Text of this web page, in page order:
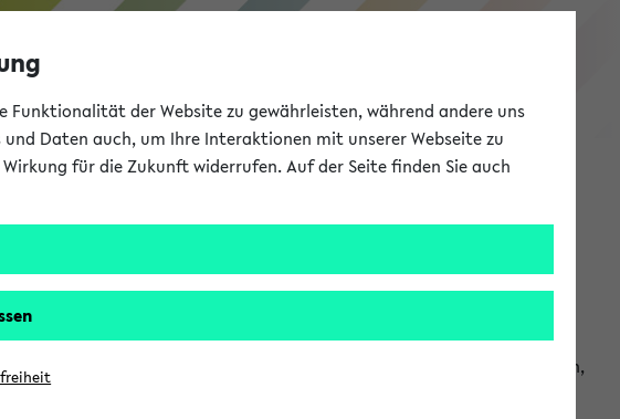
eKVV
Kriterien durchsuchen und so gezielt die Veranstaltungen heraussuchen,
Funktionalität der Website zu gewährleisten, während andere uns
Daten auch, um Ihre Interaktionen mit unserer Webseite zu
für die Zukunft widerrufen. Auf der Seite finden Sie auch